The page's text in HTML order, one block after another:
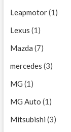
Leapmotor(1)
Lexus (1)
Mazda (7)
mercedes (3)
MG (1)
MG Auto (1)
Mitsubishi (3)